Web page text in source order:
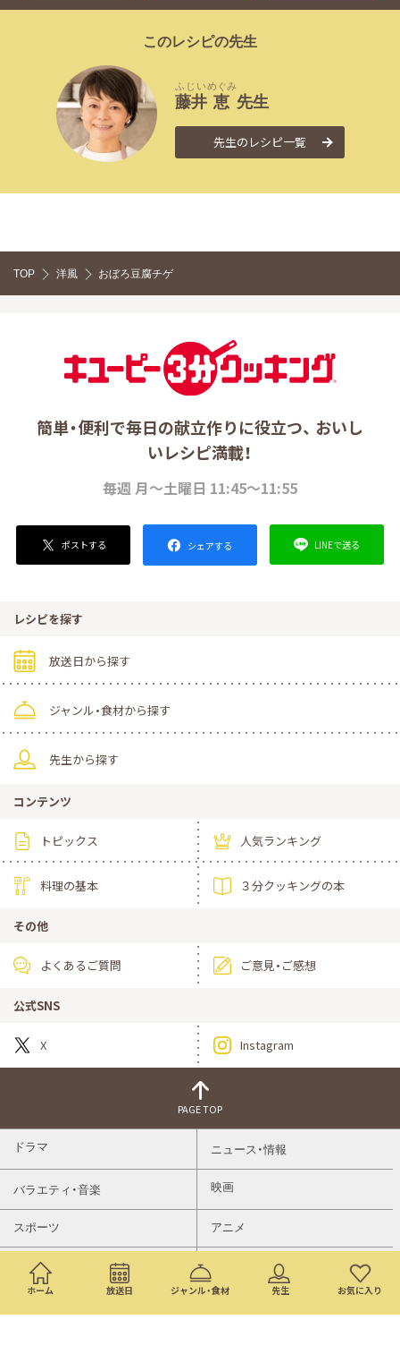
ホーム 放送日 ジャンル・食材 先生 お気に入り
このレシピの先生
藤井
ふじい
恵
めぐみ
先生
先生のレシピ一覧
TOP 洋風 おぼろ豆腐チゲ
簡単・便利で毎日の献立作りに役立つ、 おいし
いレシピ満載！
毎週 月～土曜日 11:45～11:55
ポストする シェアする LINEで送る
レシピを探す
放送日から探す
ジャンル・食材から探す
先生から探す
コンテンツ
トピックス 人気ランキング
料理の基本 ３分クッキングの本
その他
よくあるご質問 ご意見・ご感想
公式SNS
X Instagram
PAGE TOP
ドラマ ニュース・情報
バラエティ・音楽 映画
スポーツ アニメ
ミニ番組